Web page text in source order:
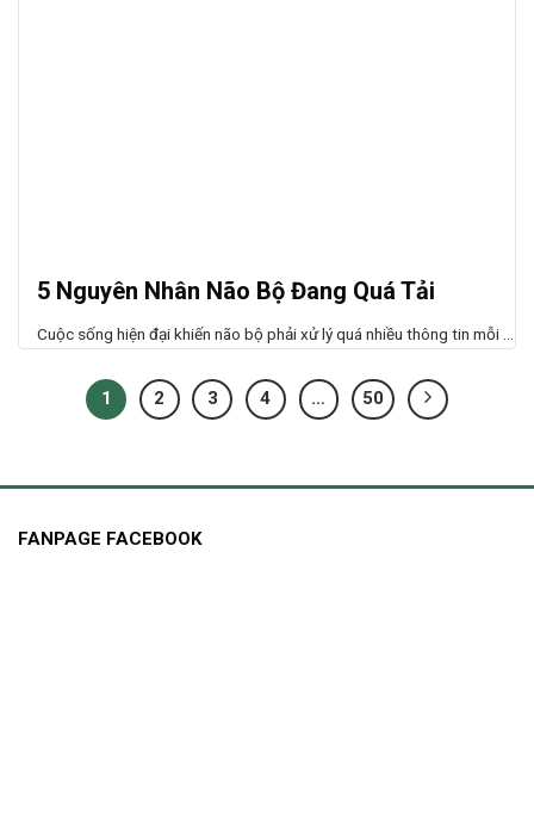
5 Nguyên Nhân Não Bộ Đang Quá Tải
Cuộc sống hiện đại khiến não bộ phải xử lý quá nhiều thông tin mỗi ...
1 2 3 4 … 50
FANPAGE FACEBOOK